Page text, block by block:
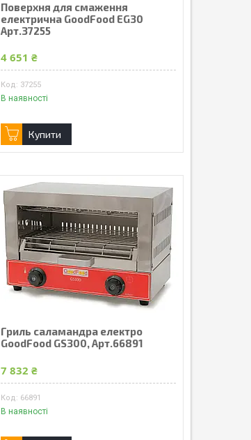
Поверхня для смаження
електрична GoodFood EG30
Арт.37255
4 651 ₴
37255
В наявності
Купити
Гриль саламандра електро
GoodFood GS300, Арт.66891
7 832 ₴
66891
В наявності